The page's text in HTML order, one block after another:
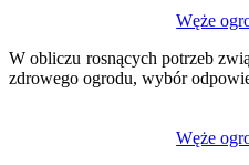
Węże
W obliczu rosnących potrzeb
zdrowego ogrodu, wybór
Węże